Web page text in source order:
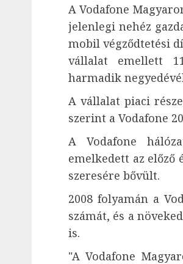
A Vodafone
jelenlegi nehéz
mobil végződtetési
vállalat emellett
harmadik
A vállalat piaci
szerint a Vodafone
A Vodafone
emelkedett az előző
szeresére bővült.
2008 folyamán a
számát, és a
is.
"A Vodafone